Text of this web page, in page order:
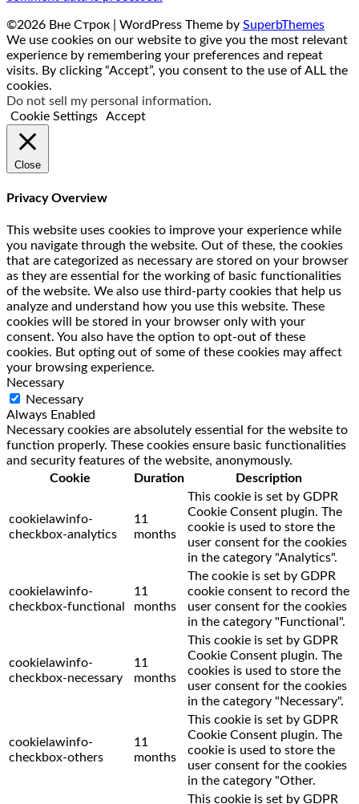
©2026 Вне Строк | WordPress Theme by SuperbThemes
We use cookies on our website to give you the most relevant
experience by remembering your preferences and repeat
visits. By clicking “Accept”, you consent to the use of ALL the
cookies.
Do not sell my personal information.
Cookie Settings
Accept
Close
Privacy Overview
This website uses cookies to improve your experience while
you navigate through the website. Out of these, the cookies
that are categorized as necessary are stored on your browser
as they are essential for the working of basic functionalities
of the website. We also use third-party cookies that help us
analyze and understand how you use this website. These
cookies will be stored in your browser only with your
consent. You also have the option to opt-out of these
cookies. But opting out of some of these cookies may affect
your browsing experience.
Necessary
Necessary
Always Enabled
Necessary cookies are absolutely essential for the website to
function properly. These cookies ensure basic functionalities
and security features of the website, anonymously.
Cookie
Duration Description
cookielawinfo-
checkbox-analytics
11
months
This cookie is set by GDPR
Cookie Consent plugin. The
cookie is used to store the
user consent for the cookies
in the category "Analytics".
cookielawinfo-
checkbox-functional
11
months
The cookie is set by GDPR
cookie consent to record the
user consent for the cookies
in the category "Functional".
cookielawinfo-
checkbox-necessary
11
months
This cookie is set by GDPR
Cookie Consent plugin. The
cookies is used to store the
user consent for the cookies
in the category "Necessary".
cookielawinfo-
checkbox-others
11
months
This cookie is set by GDPR
Cookie Consent plugin. The
cookie is used to store the
user consent for the cookies
in the category "Other.
This cookie is set by GDPR